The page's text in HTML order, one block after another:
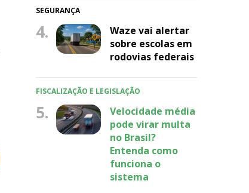
SEGURANÇA
4.
Waze vai alertar
sobre escolas em
rodovias federais
FISCALIZAÇÃO E LEGISLAÇÃO
5.
Velocidade média
pode virar multa
no Brasil?
Entenda como
funciona o
sistema